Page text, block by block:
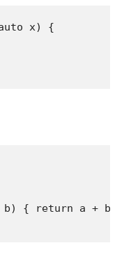
x) {
{ return a + b; }